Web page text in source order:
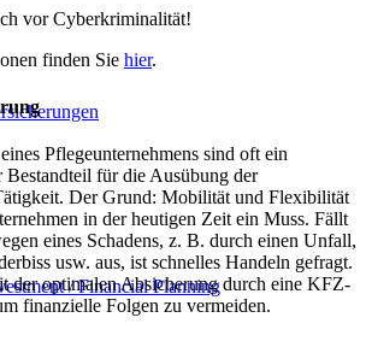
/ Financial Planning
vor Cyberkriminalität!
finden Sie hier.
Pflegeunternehmens sind oft ein
Bestandteil für die Ausübung der
Der Grund: Mobilität und Flexibilität
in der heutigen Zeit ein Muss. Fällt
eines Schadens, z. B. durch einen Unfall,
usw. aus, ist schnelles Handeln gefragt.
der optimalen Absicherung durch eine KFZ-
finanzielle Folgen zu vermeiden.